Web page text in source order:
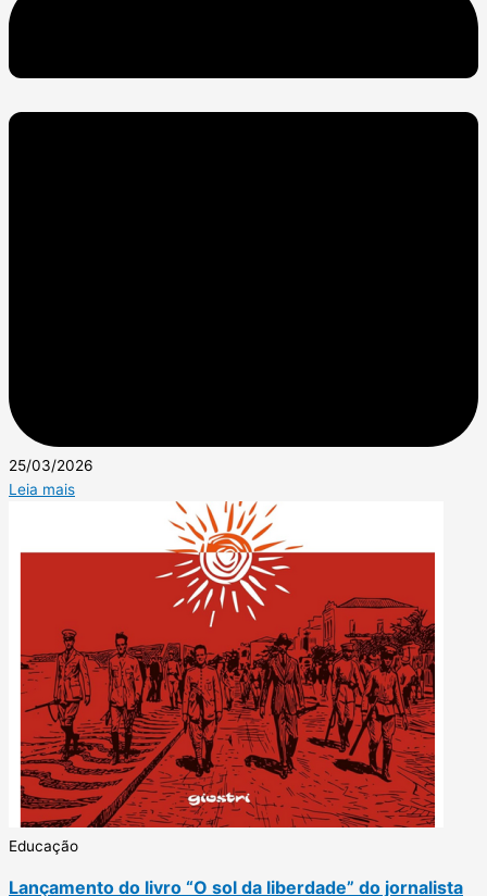
25/03/2026
Leia mais
Educação
Lançamento do livro “O sol da liberdade” do jornalista